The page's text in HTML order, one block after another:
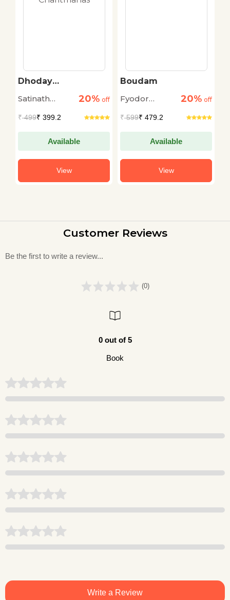
Dhoday
Satinath
20% off
₹499₹ 399.2
Available
View
Boudam
Fyodor
20% off
₹599₹ 479.2
Available
View
Customer Reviews
Be the first to write a review...
(0)
0 out of 5
Book
Write a Review